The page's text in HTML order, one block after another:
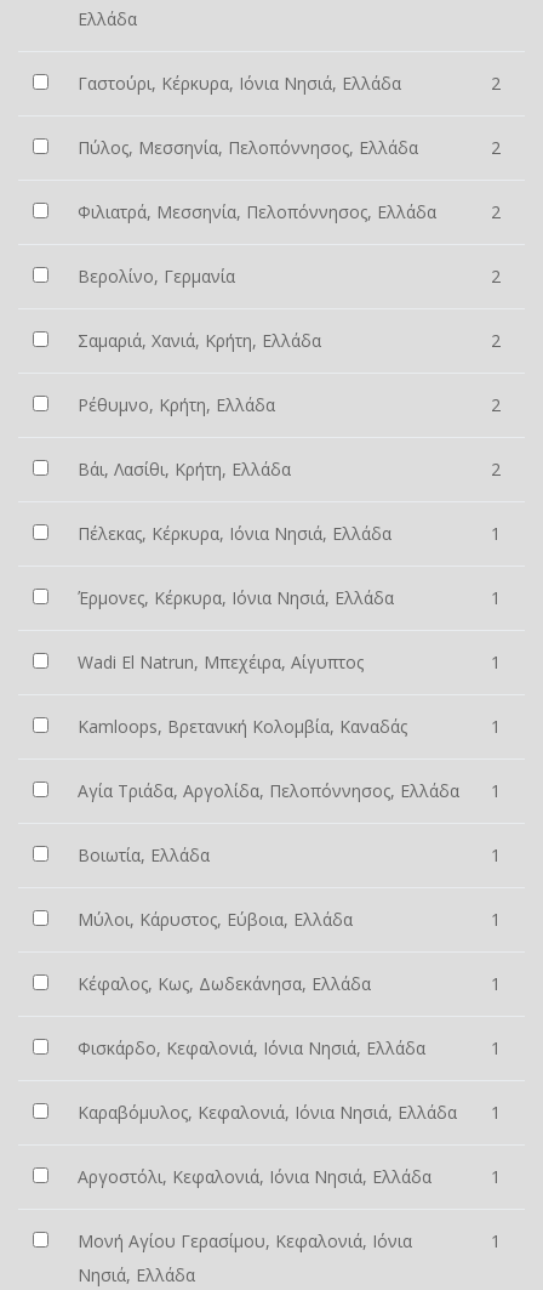
Ελλάδα
Γαστούρι, Κέρκυρα, Ιόνια Νησιά, Ελλάδα 2
Πύλος, Μεσσηνία, Πελοπόννησος, Ελλάδα 2
Φιλιατρά, Μεσσηνία, Πελοπόννησος, Ελλάδα 2
Βερολίνο, Γερμανία 2
Σαμαριά, Χανιά, Κρήτη, Ελλάδα 2
Ρέθυμνο, Κρήτη, Ελλάδα 2
Βάι, Λασίθι, Κρήτη, Ελλάδα 2
Πέλεκας, Κέρκυρα, Ιόνια Νησιά, Ελλάδα 1
Έρμονες, Κέρκυρα, Ιόνια Νησιά, Ελλάδα 1
Wadi El Natrun, Μπεχέιρα, Αίγυπτος 1
Kamloops, Βρετανική Κολομβία, Καναδάς 1
Αγία Τριάδα, Αργολίδα, Πελοπόννησος, Ελλάδα 1
Βοιωτία, Ελλάδα 1
Μύλοι, Κάρυστος, Εύβοια, Ελλάδα 1
Κέφαλος, Κως, Δωδεκάνησα, Ελλάδα 1
Φισκάρδο, Κεφαλονιά, Ιόνια Νησιά, Ελλάδα 1
Καραβόμυλος, Κεφαλονιά, Ιόνια Νησιά, Ελλάδα 1
Αργοστόλι, Κεφαλονιά, Ιόνια Νησιά, Ελλάδα 1
Μονή Αγίου Γερασίμου, Κεφαλονιά, Ιόνια
Νησιά, Ελλάδα
1